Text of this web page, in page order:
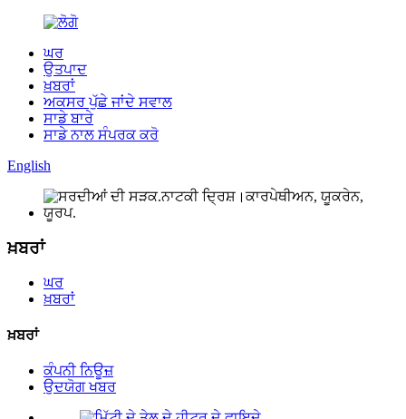
ਘਰ
ਉਤਪਾਦ
ਖ਼ਬਰਾਂ
ਅਕਸਰ ਪੁੱਛੇ ਜਾਂਦੇ ਸਵਾਲ
ਸਾਡੇ ਬਾਰੇ
ਸਾਡੇ ਨਾਲ ਸੰਪਰਕ ਕਰੋ
English
ਖ਼ਬਰਾਂ
ਘਰ
ਖ਼ਬਰਾਂ
ਖ਼ਬਰਾਂ
ਕੰਪਨੀ ਨਿਊਜ਼
ਉਦਯੋਗ ਖਬਰ